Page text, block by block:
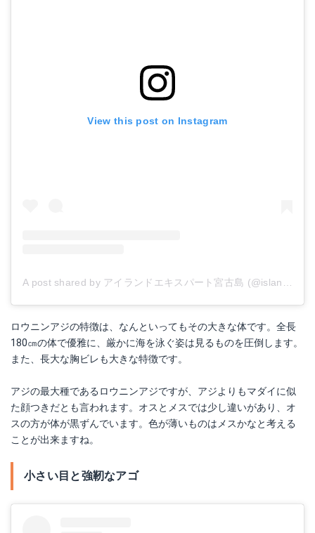
View this post on Instagram
ロウニンアジの特徴は、なんといってもその大きな体です。全長
180㎝の体で優雅に、厳かに海を泳ぐ姿は見るものを圧倒します。
また、長大な胸ビレも大きな特徴です。
アジの最大種であるロウニンアジですが、アジよりもマダイに似
た顔つきだとも言われます。オスとメスでは少し違いがあり、オ
スの方が体が黒ずんでいます。色が薄いものはメスかなと考える
ことが出来ますね。
小さい目と強靭なアゴ